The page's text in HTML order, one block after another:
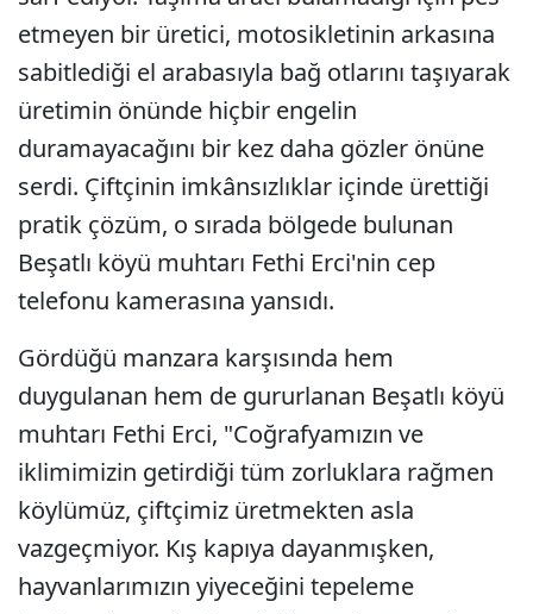
etmeyen bir üretici, motosikletinin arkasına
sabitlediği el arabasıyla bağ otlarını taşıyarak
üretimin önünde hiçbir engelin
duramayacağını bir kez daha gözler önüne
serdi. Çiftçinin imkânsızlıklar içinde ürettiği
pratik çözüm, o sırada bölgede bulunan
Beşatlı köyü muhtarı Fethi Erci'nin cep
telefonu kamerasına yansıdı.
Gördüğü manzara karşısında hem
duygulanan hem de gururlanan Beşatlı köyü
muhtarı Fethi Erci, "Coğrafyamızın ve
iklimimizin getirdiği tüm zorluklara rağmen
köylümüz, çiftçimiz üretmekten asla
vazgeçmiyor. Kış kapıya dayanmışken,
hayvanlarımızın yiyeceğini tepeleme